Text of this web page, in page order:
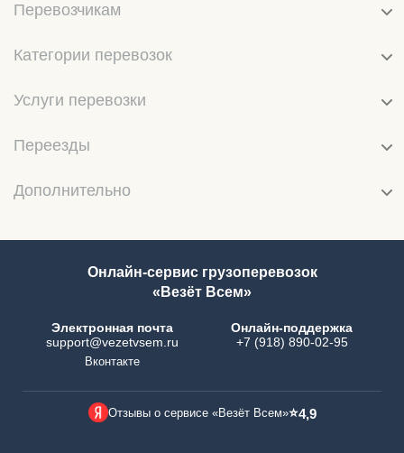
Перевозчикам
Категории перевозок
Услуги перевозки
Переезды
Дополнительно
Онлайн-сервис грузоперевозок
«Везёт Всем»
Электронная почта
support@vezetvsem.ru
Вконтакте
Онлайн-поддержка
+7 (918) 890-02-95
Отзывы о сервисе «Везёт Всем»⭐4,9